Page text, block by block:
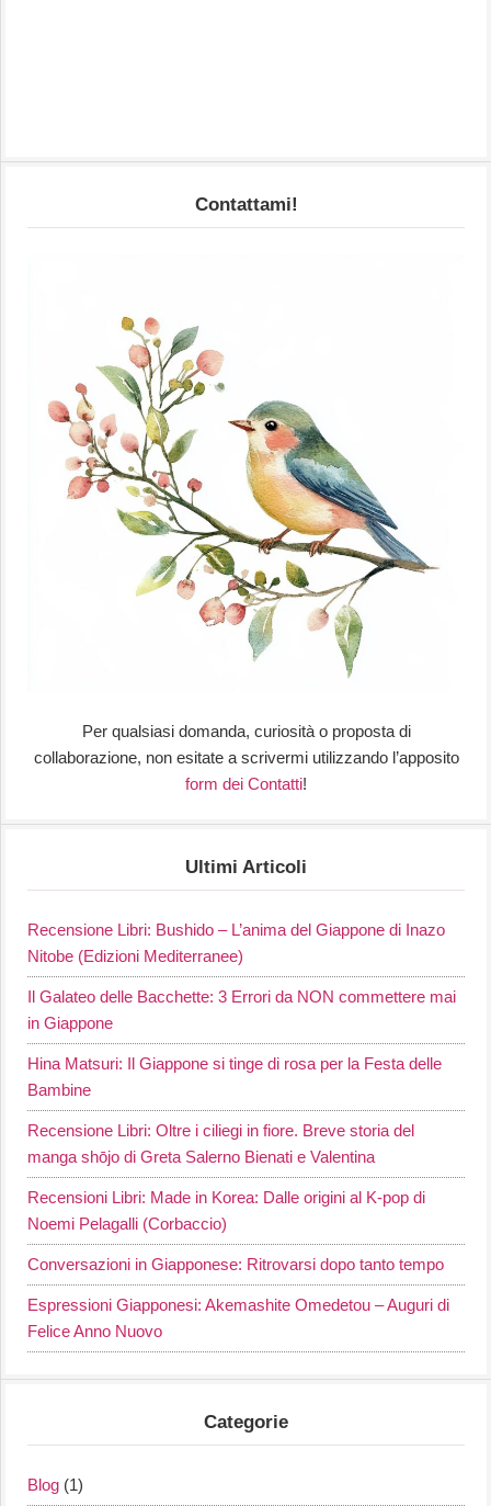
Contattami!
Per qualsiasi domanda, curiosità o proposta di
collaborazione, non esitate a scrivermi utilizzando l’apposito
form dei Contatti!
Ultimi Articoli
Recensione Libri: Bushido – L’anima del Giappone di Inazo
Nitobe (Edizioni Mediterranee)
Il Galateo delle Bacchette: 3 Errori da NON commettere mai
in Giappone
Hina Matsuri: Il Giappone si tinge di rosa per la Festa delle
Bambine
Recensione Libri: Oltre i ciliegi in fiore. Breve storia del
manga shōjo di Greta Salerno Bienati e Valentina
Recensioni Libri: Made in Korea: Dalle origini al K-pop di
Noemi Pelagalli (Corbaccio)
Conversazioni in Giapponese: Ritrovarsi dopo tanto tempo
Espressioni Giapponesi: Akemashite Omedetou – Auguri di
Felice Anno Nuovo
Categorie
Blog (1)